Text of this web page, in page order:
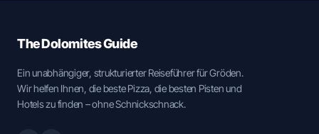
The Dolomites Guide
Ein unabhängiger, strukturierter Reiseführer für Gröden.
Wir helfen Ihnen, die beste Pizza, die besten Pisten und
Hotels zu finden – ohne Schnickschnack.